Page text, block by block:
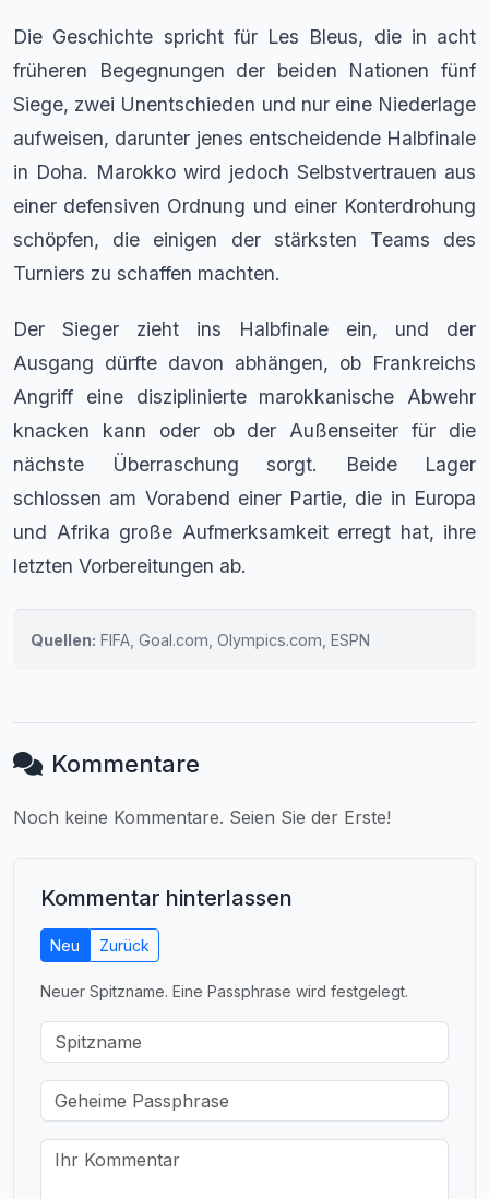
Die Geschichte spricht für Les Bleus, die in acht
früheren Begegnungen der beiden Nationen fünf
Siege, zwei Unentschieden und nur eine Niederlage
aufweisen, darunter jenes entscheidende Halbfinale
in Doha. Marokko wird jedoch Selbstvertrauen aus
einer defensiven Ordnung und einer Konterdrohung
schöpfen, die einigen der stärksten Teams des
Turniers zu schaffen machten.
Der Sieger zieht ins Halbfinale ein, und der
Ausgang dürfte davon abhängen, ob Frankreichs
Angriff eine disziplinierte marokkanische Abwehr
knacken kann oder ob der Außenseiter für die
nächste Überraschung sorgt. Beide Lager
schlossen am Vorabend einer Partie, die in Europa
und Afrika große Aufmerksamkeit erregt hat, ihre
letzten Vorbereitungen ab.
Quellen: FIFA, Goal.com, Olympics.com, ESPN
Kommentare
Noch keine Kommentare. Seien Sie der Erste!
Kommentar hinterlassen
Neu Zurück
Neuer Spitzname. Eine Passphrase wird festgelegt.